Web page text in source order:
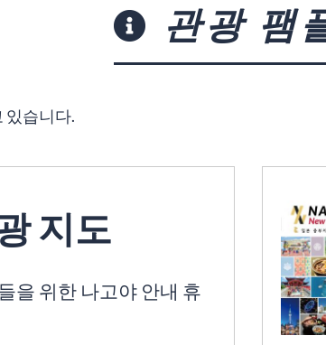
관광 팸
있습니다.
지도
을 위한 나고야 안내 휴